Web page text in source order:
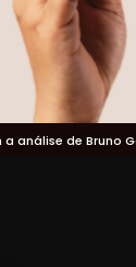
a análise de Bruno